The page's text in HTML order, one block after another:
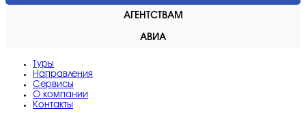
АГЕНТСТВАМ
АВИА
Туры
Направления
Сервисы
O компании
Контакты